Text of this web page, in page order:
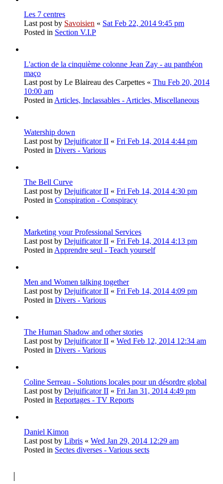
Les 7 centres
Last post by Savoisien « Sat Feb 22, 2014 9:45 pm
Posted in Section V.I.P
L'action de la cinquième colonne Jean Zay - au panthéon
maço
Last post by Le Blaireau des Carpettes « Thu Feb 20, 2014
10:00 am
Posted in Articles, Inclassables - Articles, Miscellaneous
Watership down
Last post by Dejuificator II « Fri Feb 14, 2014 4:44 pm
Posted in Divers - Various
The Bell Curve
Last post by Dejuificator II « Fri Feb 14, 2014 4:30 pm
Posted in Conspiration - Conspiracy
Marketing your Professional Services
Last post by Dejuificator II « Fri Feb 14, 2014 4:13 pm
Posted in Apprendre seul - Teach yourself
Men and Women talking together
Last post by Dejuificator II « Fri Feb 14, 2014 4:09 pm
Posted in Divers - Various
The Human Shadow and other stories
Last post by Dejuificator II « Wed Feb 12, 2014 12:34 am
Posted in Divers - Various
Coline Serreau - Solutions locales pour un désordre global
Last post by Dejuificator II « Fri Jan 31, 2014 4:49 pm
Posted in Reportages - TV Reports
Daniel Kimon
Last post by Libris « Wed Jan 29, 2014 12:29 am
Posted in Sectes diverses - Various sects